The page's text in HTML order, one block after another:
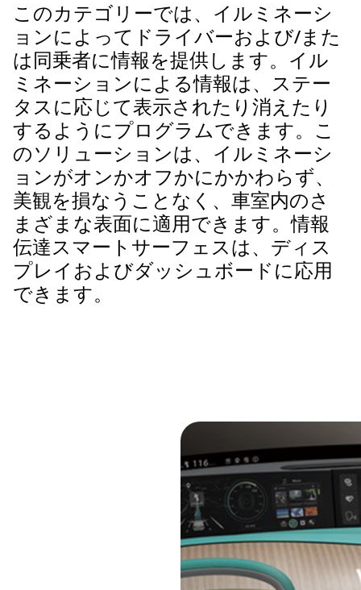
このカテゴリーでは、イルミネーシ
ョンによってドライバーおよび/また
は同乗者に情報を提供します。イル
ミネーションによる情報は、ステー
タスに応じて表示されたり消えたり
するようにプログラムできます。こ
のソリューションは、イルミネーシ
ョンがオンかオフかにかかわらず、
美観を損なうことなく、車室内のさ
まざまな表面に適用できます。情報
伝達スマートサーフェスは、ディス
プレイおよびダッシュボードに応用
できます。